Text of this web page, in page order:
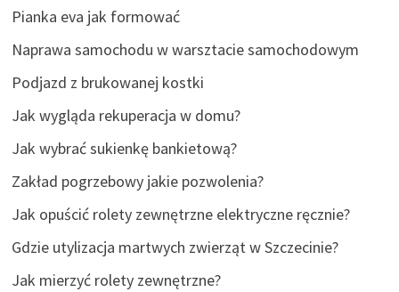
Pianka eva jak formować
Naprawa samochodu w warsztacie samochodowym
Podjazd z brukowanej kostki
Jak wygląda rekuperacja w domu?
Jak wybrać sukienkę bankietową?
Zakład pogrzebowy jakie pozwolenia?
Jak opuścić rolety zewnętrzne elektryczne ręcznie?
Gdzie utylizacja martwych zwierząt w Szczecinie?
Jak mierzyć rolety zewnętrzne?